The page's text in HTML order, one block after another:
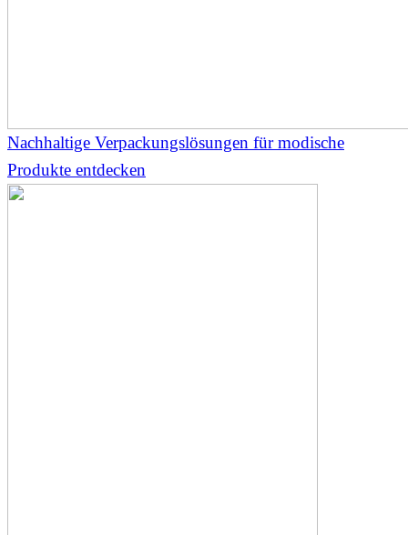
Nachhaltige Verpackungslösungen für modische
Produkte entdecken